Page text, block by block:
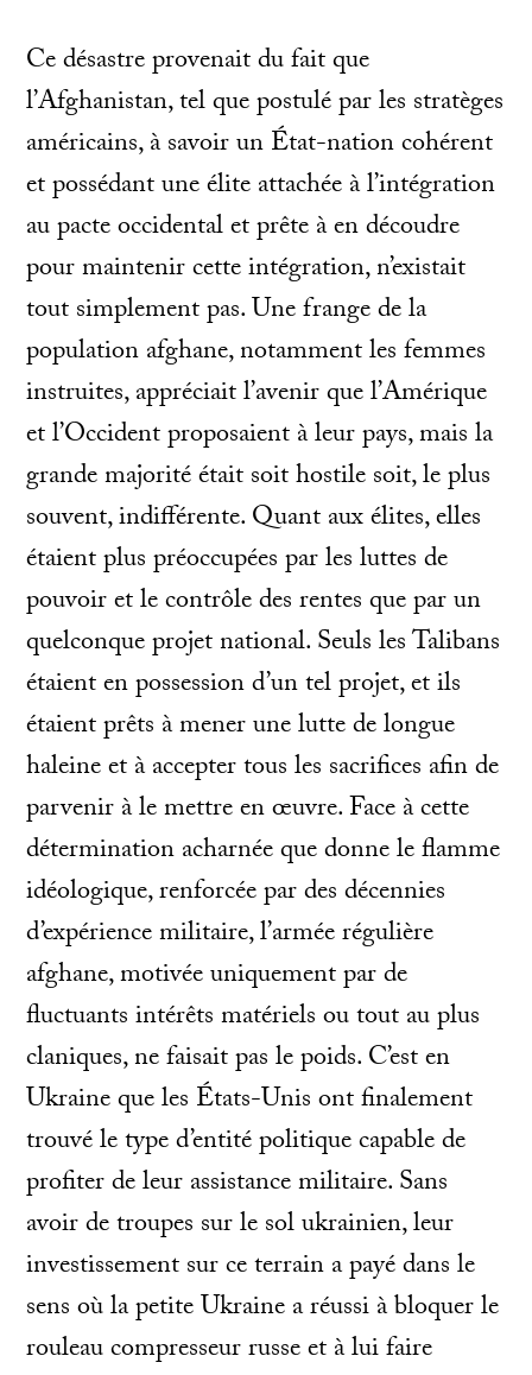
Ce désastre provenait du fait que
l’Afghanistan, tel que postulé par les stratèges
américains, à savoir un État-nation cohérent
et possédant une élite attachée à l’intégration
au pacte occidental et prête à en découdre
pour maintenir cette intégration, n’existait
tout simplement pas. Une frange de la
population afghane, notamment les femmes
instruites, appréciait l’avenir que l’Amérique
et l’Occident proposaient à leur pays, mais la
grande majorité était soit hostile soit, le plus
souvent, indifférente. Quant aux élites, elles
étaient plus préoccupées par les luttes de
pouvoir et le contrôle des rentes que par un
quelconque projet national. Seuls les Talibans
étaient en possession d’un tel projet, et ils
étaient prêts à mener une lutte de longue
haleine et à accepter tous les sacrifices afin de
parvenir à le mettre en œuvre. Face à cette
détermination acharnée que donne le flamme
idéologique, renforcée par des décennies
d’expérience militaire, l’armée régulière
afghane, motivée uniquement par de
fluctuants intérêts matériels ou tout au plus
claniques, ne faisait pas le poids. C’est en
Ukraine que les États-Unis ont finalement
trouvé le type d’entité politique capable de
profiter de leur assistance militaire. Sans
avoir de troupes sur le sol ukrainien, leur
investissement sur ce terrain a payé dans le
sens où la petite Ukraine a réussi à bloquer le
rouleau compresseur russe et à lui faire